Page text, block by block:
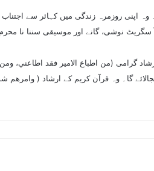
اپنی روزمرہ زندگی میں کہائر سے
نوشی، گانے اور موسیقی سننا نا
گرامی (من اطباع الامير فقد
گا۔ وہ قرآن کریم کے ارشاد (